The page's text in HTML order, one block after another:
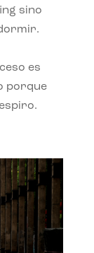
sino
es
porque